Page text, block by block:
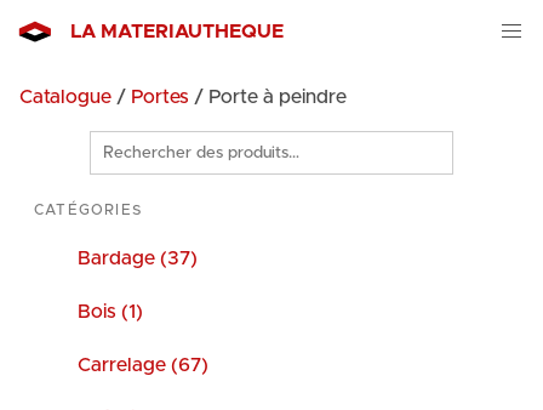
LA MATERIAUTHEQUE
Catalogue / Portes / Porte à peindre
Rechercher
des
produits
CATÉGORIES
Bardage (37)
Bois (1)
Carrelage (67)